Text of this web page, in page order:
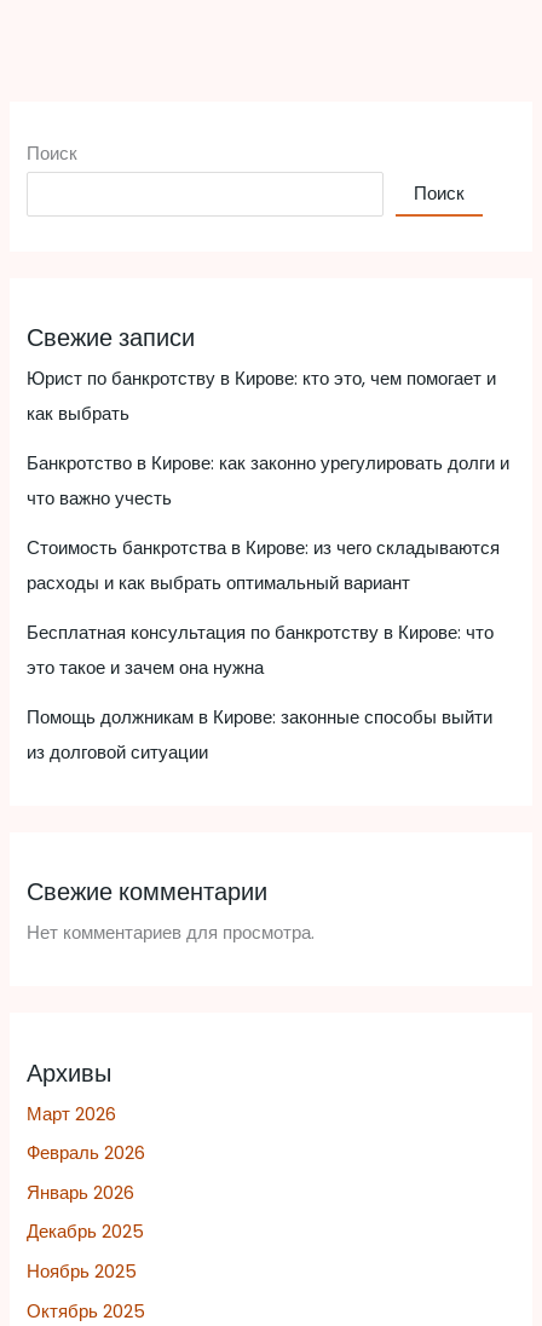
Поиск
Поиск
Свежие записи
Юрист по банкротству в Кирове: кто это, чем помогает и
как выбрать
Банкротство в Кирове: как законно урегулировать долги и
что важно учесть
Стоимость банкротства в Кирове: из чего складываются
расходы и как выбрать оптимальный вариант
Бесплатная консультация по банкротству в Кирове: что
это такое и зачем она нужна
Помощь должникам в Кирове: законные способы выйти
из долговой ситуации
Свежие комментарии
Нет комментариев для просмотра.
Архивы
Март 2026
Февраль 2026
Январь 2026
Декабрь 2025
Ноябрь 2025
Октябрь 2025